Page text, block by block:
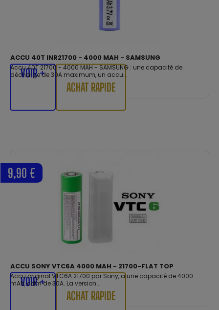
ACCU 40T INR21700 - 4000 MAH - SAMSUNG
Accu 40T 21700 - 4000 MAH - SAMSUNG : une capacité de
décharge de 30A maximum, un accu...
VOIR +
ACHAT RAPIDE
ACCU SONY VTC6A 4000 MAH - 21700-FLAT TOP
Accu original VTC6A 21700 par Sony, a une capacité de 4000
mAh, cdm de 30A. La version...
9,90 €
VOIR +
ACHAT RAPIDE